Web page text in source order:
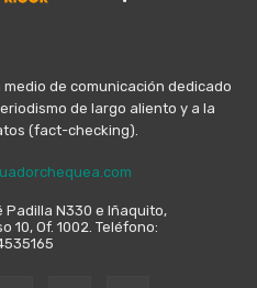
medio de comunicación dedicado
de largo aliento y a la
(fact-checking).
Padilla N330 e Iñaquito,
10, Of. 1002. Teléfono: